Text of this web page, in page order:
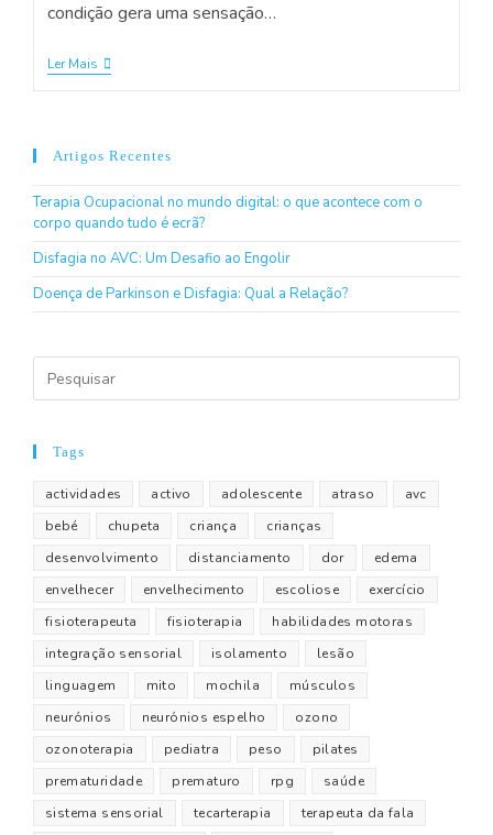
condição gera uma sensação…
Ler Mais
Artigos Recentes
Terapia Ocupacional no mundo digital: o que acontece com o
corpo quando tudo é ecrã?
Disfagia no AVC: Um Desafio ao Engolir
Doença de Parkinson e Disfagia: Qual a Relação?
Tags
actividades activo adolescente atraso
avc
bebé
chupeta criança
crianças
desenvolvimento
distanciamento dor
edema
envelhecer
envelhecimento escoliose
exercício
fisioterapeuta
fisioterapia
habilidades motoras
integração sensorial
isolamento
lesão
linguagem
mito mochila
músculos
neurónios
neurónios espelho
ozono
ozonoterapia
pediatra peso
pilates
prematuridade
prematuro rpg
saúde
sistema sensorial
tecarterapia
terapeuta da fala